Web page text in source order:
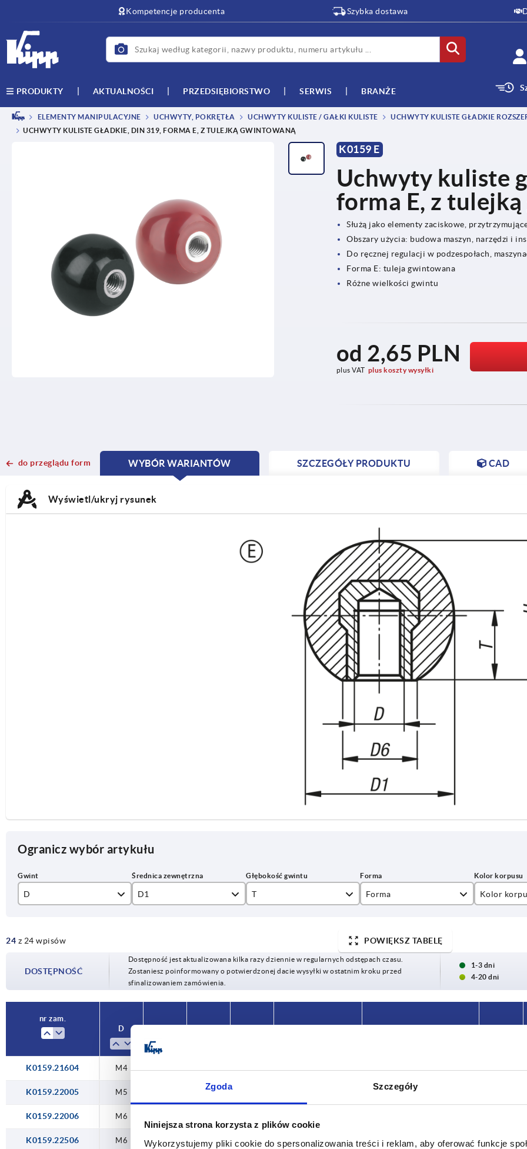
Zgoda Szczegóły
Niniejsza strona korzysta z plików cookie
Wykorzystujemy pliki cookie do spersonalizowania treści i reklam, aby oferować funkcje
Kompetencje producenta Szybka dostawa
PRODUKTY AKTUALNOŚCI PRZEDSIĘBIORSTWO SERWIS BRANŻE
ELEMENTY MANIPULACYJNE UCHWYTY, POKRĘTŁA UCHWYTY KULISTE / GAŁKI KULISTE
UCHWYTY KULISTE GŁADKIE
UCHWYTY KULISTE GŁADKIE, DIN 319, FORMA E, Z TULEJKĄ GWINTOWANĄ
K0159 E
Uchwyty kuliste
forma E, z
Służą jako elementy zaciskowe,
Obszary użycia: budowa maszyn, narzędzi i
Do ręcznej regulacji w podzespołach,
Forma E: tuleja gwintowana
Różne wielkości gwintu
od 2,65 PLN
plus VAT plus koszty wysyłki
do przeglądu form
WYBÓR WARIANTÓW
CURRENT
CURRENT
SZCZEGÓŁY PRODUKTU CAD
Wyświetl/ukryj rysunek
Ogranicz wybór artykułu
D
M5
M8
M12
D1
25
30
50
T
10
12
25
Forma Kolor
24 z 24 wpisów POWIĘKSZ TABELĘ
DOSTĘPNOŚĆ
Dostępność jest aktualizowana kilka razy dziennie w regularnych odstępach czasu.
Zostaniesz poinformowany o potwierdzonej dacie wysyłki w ostatnim kroku przed
sfinalizowaniem zamówienia.
1-3 dni
4-20 dni
nr zam.
D
K0159.21604 M4
K0159.22005 M5 12 mosiądz
K0159.22006 M6
K0159.22506 M6 25 15 E czarny stal 15